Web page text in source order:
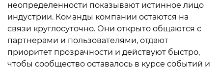
неопределенности показывают истинное лицо
индустрии. Команды компании остаются на
связи круглосуточно. Они открыто общаются с
партнерами и пользователями, отдают
приоритет прозрачности и действуют быстро,
чтобы сообщество оставалось в курсе событий и